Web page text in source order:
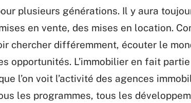
plusieurs générations. Il y aura
en vente, des mises en location.
chercher différemment, écouter le
opportunités. L’immobilier en fait partie
l’on voit l’activité des agences
les programmes, tous les